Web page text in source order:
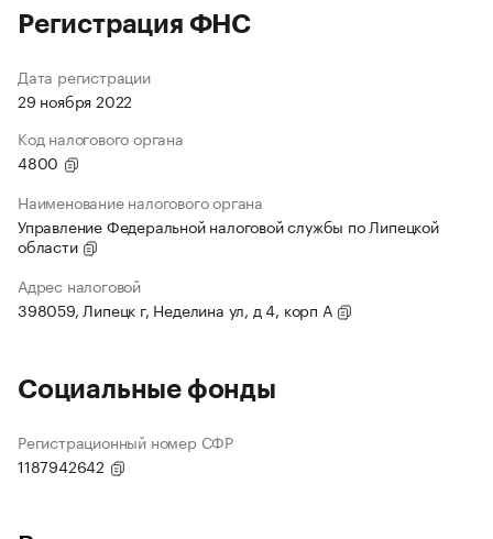
Регистрация ФНС
Дата регистрации
29 ноября 2022
Код налогового органа
4800
Наименование налогового органа
Управление Федеральной налоговой службы по Липецкой
области
Адрес налоговой
398059, Липецк г, Неделина ул, д 4, корп А
Социальные фонды
Регистрационный номер СФР
1187942642